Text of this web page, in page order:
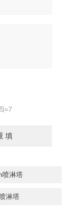
=7
喷淋塔
淋塔